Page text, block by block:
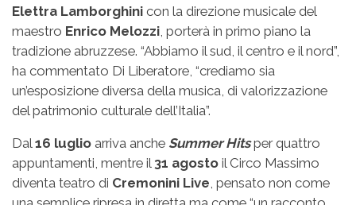
Elettra Lamborghini con la direzione musicale del
maestro Enrico Melozzi, porterà in primo piano la
tradizione abruzzese. “Abbiamo il sud, il centro e il nord”,
ha commentato Di Liberatore, “crediamo sia
un’esposizione diversa della musica, di valorizzazione
del patrimonio culturale dell’Italia”.
Dal16 luglio arriva anche Summer Hitsper quattro
appuntamenti, mentre il 31 agosto il Circo Massimo
diventa teatro di Cremonini Live, pensato non come